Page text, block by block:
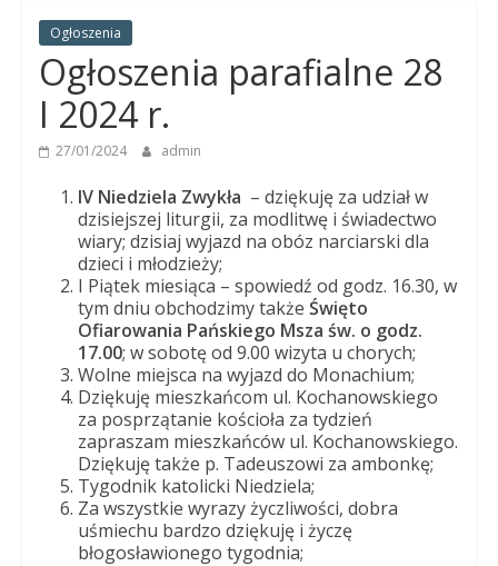
Panny
Parafia
Nawiedzenia
Najświętszej
Panny
Strzałkowie
Ogłoszenia
Ogłoszenia parafialne 28
I 2024 r.
27/01/2024 admin
IV Niedziela Zwykła – dziękuję za udział w
dzisiejszej liturgii, za modlitwę i świadectwo
wiary; dzisiaj wyjazd na obóz narciarski dla
dzieci i młodzieży;
I Piątek miesiąca – spowiedź od godz. 16.30, w
tym dniu obchodzimy także Święto
Ofiarowania Pańskiego Msza św. o godz.
17.00; w sobotę od 9.00 wizyta u chorych;
Wolne miejsca na wyjazd do Monachium;
Dziękuję mieszkańcom ul. Kochanowskiego
za posprzątanie kościoła za tydzień
zapraszam mieszkańców ul. Kochanowskiego.
Dziękuję także p. Tadeuszowi za ambonkę;
Tygodnik katolicki Niedziela;
Za wszystkie wyrazy życzliwości, dobra
uśmiechu bardzo dziękuję i życzę
błogosławionego tygodnia;